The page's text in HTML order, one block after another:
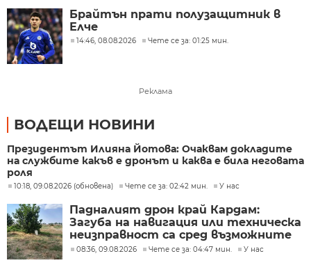
Брайтън прати полузащитник в
Елче
14:46, 08.08.2026 Чете се за: 01:25 мин.
Реклама
ВОДЕЩИ НОВИНИ
Президентът Илияна Йотова: Очаквам докладите
на службите какъв е дронът и каква е била неговата
роля
10:18, 09.08.2026 (обновена) Чете се за: 02:42 мин. У нас
Падналият дрон край Кардам:
Загуба на навигация или техническа
неизправност са сред възможните
причини
08:36, 09.08.2026 Чете се за: 04:47 мин. У нас